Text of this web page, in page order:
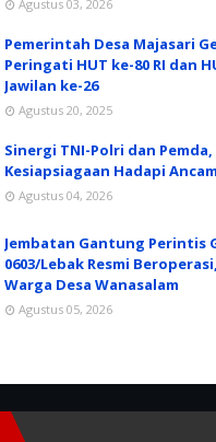
Agustus 03, 2026
Pemerintah Desa Majasari
Peringati HUT ke-80 RI dan
Jawilan ke-26
Agustus 20, 2025
Sinergi TNI-Polri dan
Kesiapsiagaan Hadapi
Agustus 04, 2026
Jembatan Gantung Perintis
0603/Lebak Resmi
Warga Desa Wanasalam
Agustus 05, 2026